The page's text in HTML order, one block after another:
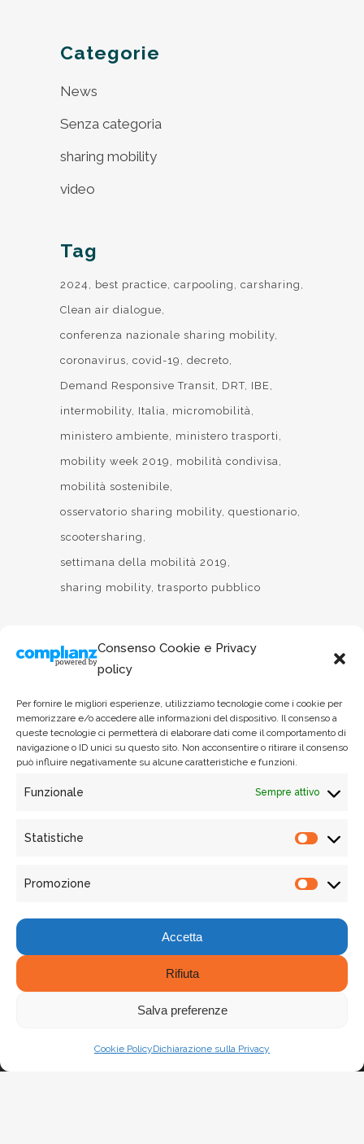
Consenso Cookie e Privacy
policy
Per fornire le migliori esperienze, utilizziamo tecnologie come i cookie per
memorizzare e/o accedere alle informazioni del dispositivo. Il consenso a
queste tecnologie ci permetterà di elaborare dati come il comportamento di
navigazione o ID unici su questo sito. Non acconsentire o ritirare il consenso
può influire negativamente su alcune caratteristiche e funzioni.
Funzionale Sempre attivo
Statistiche
Promozione
Accetta
Rifiuta
Salva preferenze
Cookie PolicyDichiarazione sulla Privacy
Categorie
News
Senza categoria
sharing mobility
video
Tag
2024 best practice carpooling carsharing
Clean air dialogue
conferenza nazionale sharing mobility
coronavirus covid-19 decreto
Demand Responsive Transit DRT IBE
intermobility Italia micromobilità
ministero ambiente ministero trasporti
mobility week 2019 mobilità condivisa
mobilità sostenibile
osservatorio sharing mobility questionario
scootersharing
settimana della mobilità 2019
sharing mobility trasporto pubblico
Phone: +39 06 90 21 26 55
SEGUICI
LinkedIn
X Facebook